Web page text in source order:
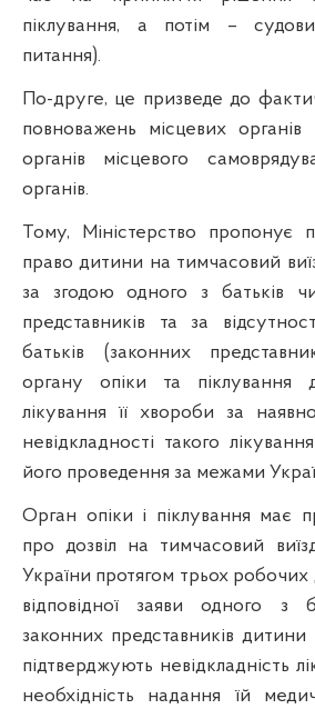
піклування, а потім –
питання).
По-друге, це призведе до
повноважень місцевих органів
органів місцевого
органів.
Тому, Міністерство пропонує
право дитини на тимчасовий
за згодою одного з батьків
представників та за
батьків (законних
органу опіки та піклування
лікування її хвороби за
невідкладності такого
його проведення за межами
Орган опіки і піклування має
про дозвіл на тимчасовий
України протягом трьох робочих
відповідної заяви одного з
законних представників
підтверджують невідкладність
необхідність надання їй